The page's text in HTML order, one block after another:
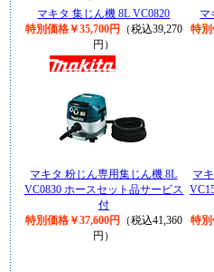
マキタ 集じん機 8L VC0820
特別価格￥35,700円
（税込39,270
円）
マ
特別
マキタ 粉じん専用集じん機 8L
VC0830 ホースセット品サービス
付
特別価格￥37,600円
（税込41,360
円）
マ
特別